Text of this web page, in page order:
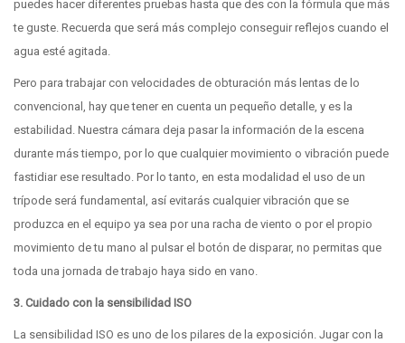
puedes hacer diferentes pruebas hasta que des con la fórmula que más
te guste. Recuerda que será más complejo conseguir reflejos cuando el
agua esté agitada.
Pero para trabajar con velocidades de obturación más lentas de lo
convencional, hay que tener en cuenta un pequeño detalle, y es la
estabilidad. Nuestra cámara deja pasar la información de la escena
durante más tiempo, por lo que cualquier movimiento o vibración puede
fastidiar ese resultado. Por lo tanto, en esta modalidad el uso de un
trípode será fundamental, así evitarás cualquier vibración que se
produzca en el equipo ya sea por una racha de viento o por el propio
movimiento de tu mano al pulsar el botón de disparar, no permitas que
toda una jornada de trabajo haya sido en vano.
3. Cuidado con la sensibilidad ISO
La sensibilidad ISO es uno de los pilares de la exposición. Jugar con la